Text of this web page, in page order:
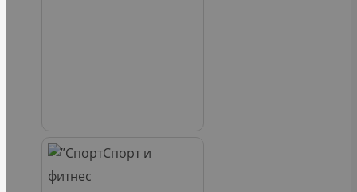
Спорт и
фитнес